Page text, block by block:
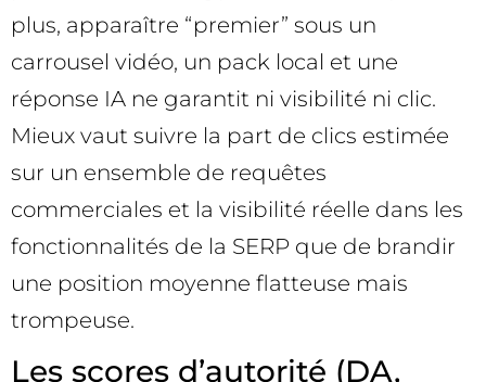
plus, apparaître “premier” sous un
carrousel vidéo, un pack local et une
réponse IA ne garantit ni visibilité ni clic.
Mieux vaut suivre la part de clics estimée
sur un ensemble de requêtes
commerciales et la visibilité réelle dans les
fonctionnalités de la SERP que de brandir
une position moyenne flatteuse mais
trompeuse.
Les scores d’autorité (DA,